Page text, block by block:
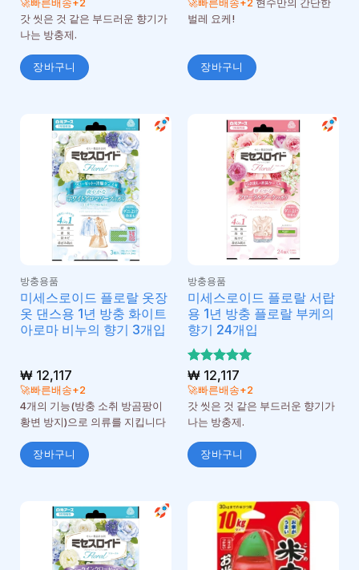
🚀빠른배송+2
갓 씻은 것 같은 부드러운 향기가
나는 방충제.
장바구니
🚀빠른배송+2현수만의 간단한
벌레 요케!
장바구니
방충용품
미세스로이드 플로랄 옷장
옷 댄스용 1년 방충 화이트
아로마 비누의 향기 3개입
₩12,117
🚀빠른배송+2
4개의 기능(방충 소취 방곰팡이
황변 방지)으로 의류를 지킵니다
장바구니
방충용품
미세스로이드 플로랄 서랍
용 1년 방충 플로랄 부케의
향기 24개입
5 중에서
5로 평가
됨
₩12,117
🚀빠른배송+2
갓 씻은 것 같은 부드러운 향기가
나는 방충제.
장바구니